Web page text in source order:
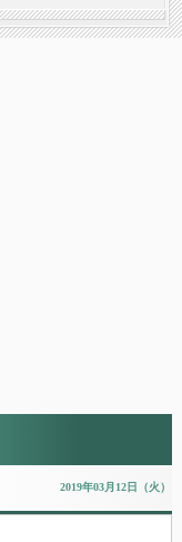
2019年03月12日（火）